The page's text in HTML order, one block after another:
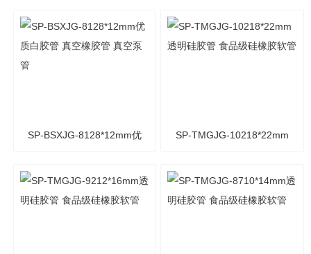
泵管 泵管
SP-BSXJG-8128*12mm优
泵管
SP-TMGJG-10218*22mm
软管